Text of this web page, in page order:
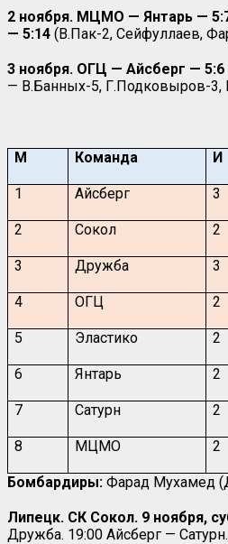
2 ноября. МЦМО — Янтарь —
— 5:14 (В.Пак-2, Сейфуллаев,
3 ноября. ОГЦ — Айсберг — 5:6
— В.Банных-5, Г.Подковыров-3,
М Команда И
1 Айсберг 3
2 Сокол 2
3 Дружба 3
4 ОГЦ 2
5 Эластико 2
6 Янтарь 2
7 Сатурн 2
8 МЦМО 2
Бомбардиры: Фарад Мухамед
Липецк. СК Сокол. 9 ноября,
Дружба. 19:00 Айсберг — Сатурн.